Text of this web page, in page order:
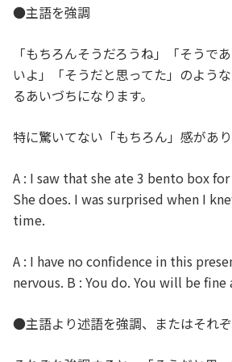
●主語を強調
「もちろんそうだろうね」「そうで
いよ」「そうだと思ってた」のよう
るあいづちになります。
特に驚いてない「もちろん」感があり
A : I saw that she ate 3 bento box
She does. I was surprised when I
time.
A : I have no confidence in this
nervous. B : You do. You will be fine
●主語より述語を強調、またはそれ